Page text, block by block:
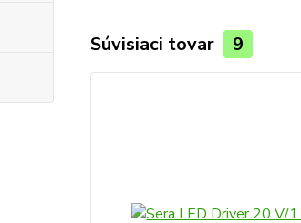
Súvisiaci tovar 9